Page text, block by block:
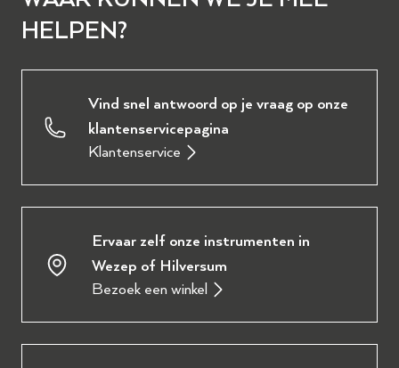
HELPEN?
Vind snel antwoord op je vraag op onze
klantenservicepagina
Klantenservice
Ervaar zelf onze instrumenten in
Wezep of Hilversum
Bezoek een winkel